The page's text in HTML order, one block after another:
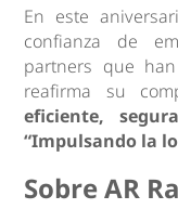
En este
confianza de
partners que
reafirma su
eficiente,
“Impulsando la
Sobre AR